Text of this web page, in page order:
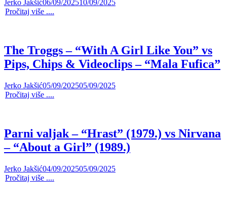
Jerko Jakšić06/09/202510/09/2025
Pročitaj više ....
The Troggs – “With A Girl Like You” vs
Pips, Chips & Videoclips – “Mala Fufica”
Jerko Jakšić05/09/202505/09/2025
Pročitaj više ....
Parni valjak – “Hrast” (1979.) vs Nirvana
– “About a Girl” (1989.)
Jerko Jakšić04/09/202505/09/2025
Pročitaj više ....